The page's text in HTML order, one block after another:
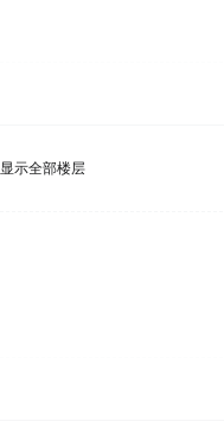
显示全部楼层